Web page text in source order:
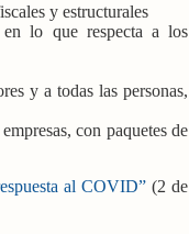
y estructurales
en lo que respecta a los
y a todas las personas,
con paquetes de
al COVID” (2 de